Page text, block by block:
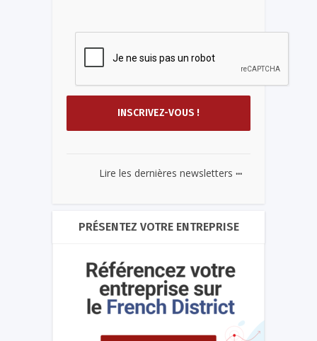
Lire les dernières newsletters ...
PRÉSENTEZ VOTRE ENTREPRISE